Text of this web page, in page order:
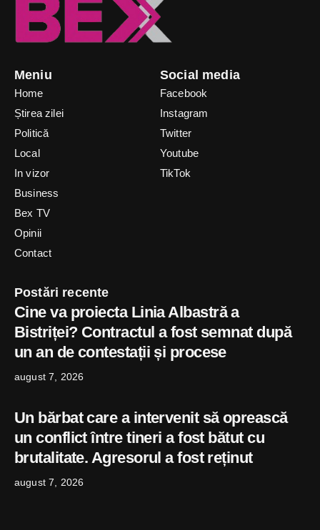
Meniu
Home
Știrea zilei
Politică
Local
In vizor
Business
Bex TV
Opinii
Contact
Social media
Facebook
Instagram
Twitter
Youtube
TikTok
Postări recente
Cine va proiecta Linia Albastră a
Bistriței? Contractul a fost semnat după
un an de contestații și procese
august 7, 2026
Un bărbat care a intervenit să oprească
un conflict între tineri a fost bătut cu
brutalitate. Agresorul a fost reținut
august 7, 2026